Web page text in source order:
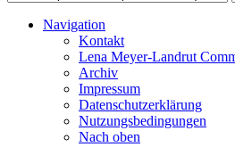
Navigation
Kontakt
Lena Meyer-Landrut
Archiv
Impressum
Datenschutzerklärung
Nutzungsbedingungen
Nach oben